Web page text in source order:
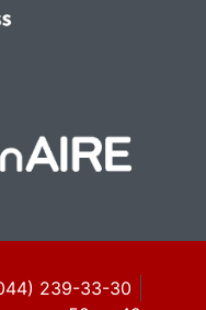
239-33-30